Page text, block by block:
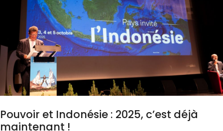
Pouvoir et Indonésie : 2025, c’est déjà
maintenant !